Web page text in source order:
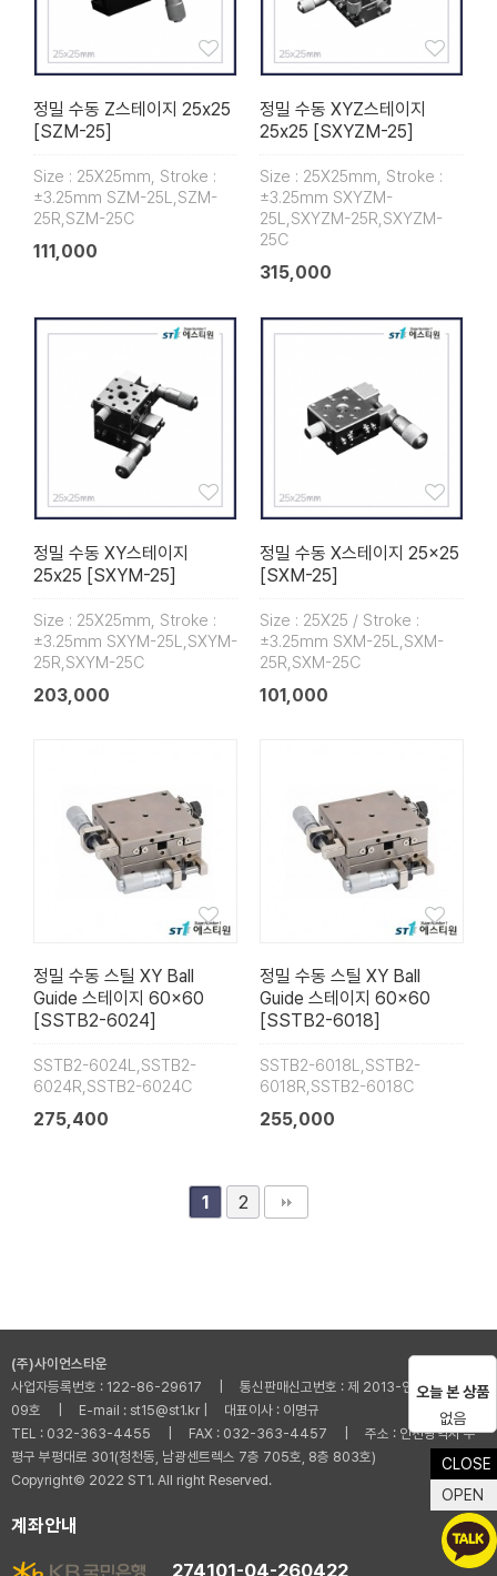
정밀 수동 Z스테이지 25x25
[SZM-25]
Size : 25X25mm, Stroke :
±3.25mm SZM-25L,SZM-
25R,SZM-25C
111,000
정밀 수동 XYZ스테이지
25x25 [SXYZM-25]
Size : 25X25mm, Stroke :
±3.25mm SXYZM-
25L,SXYZM-25R,SXYZM-
25C
315,000
정밀 수동 XY스테이지
25x25 [SXYM-25]
Size : 25X25mm, Stroke :
±3.25mm SXYM-25L,SXYM-
25R,SXYM-25C
203,000
정밀 수동 X스테이지 25×25
[SXM-25]
Size : 25X25 / Stroke :
±3.25mm SXM-25L,SXM-
25R,SXM-25C
101,000
정밀 수동 스틸 XY Ball
Guide 스테이지 60×60
[SSTB2-6024]
SSTB2-6024L,SSTB2-
6024R,SSTB2-6024C
275,400
정밀 수동 스틸 XY Ball
Guide 스테이지 60×60
[SSTB2-6018]
SSTB2-6018L,SSTB2-
6018R,SSTB2-6018C
255,000
1 2
(주)사이언스타운
사업자등록번호 : 122-86-29617 | 통신판매신고번호 : 제 2013-인천부평-001
09호 | E-mail : st15@st1.kr | 대표이사 : 이명규
TEL : 032-363-4455 | FAX : 032-363-4457 | 주소 : 인천광역시 부
평구 부평대로 301(청천동, 남광센트렉스 7층 705호, 8층 803호)
Copyright© 2022 ST1. All right Reserved.
계좌안내
274101-04-260422
CLOSE
OPEN
오늘 본 상품
없음